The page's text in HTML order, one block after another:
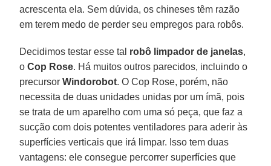
acrescenta ela. Sem dúvida, os chineses têm razão
em terem medo de perder seu empregos para robôs.
Decidimos testar esse tal robô limpador de janelas,
o Cop Rose. Há muitos outros parecidos, incluindo o
precursorWindorobot. O Cop Rose, porém, não
necessita de duas unidades unidas por um ímã, pois
se trata de um aparelho com uma só peça, que faz a
sucção com dois potentes ventiladores para aderir às
superfícies verticais que irá limpar. Isso tem duas
vantagens: ele consegue percorrer superfícies que